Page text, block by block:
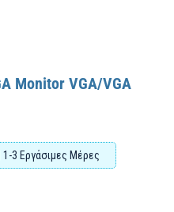
Monitor VGA/VGA
3 Εργάσιμες Μέρες